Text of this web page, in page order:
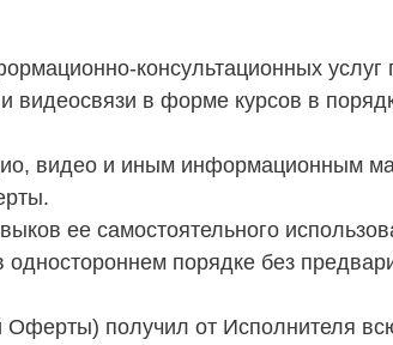
консультационных услуг
видеосвязи в форме курсов в
видео и иным информационным
ее самостоятельного
порядке без
Оферты) получил от Исполнителя